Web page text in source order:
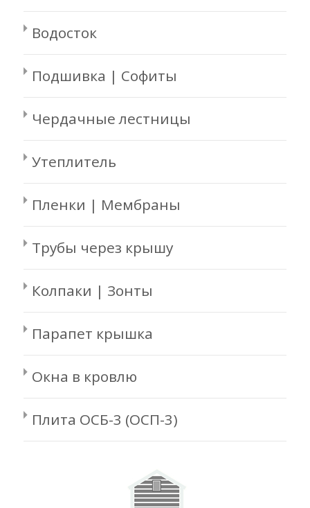
Водосток
Подшивка | Софиты
Чердачные лестницы
Утеплитель
Пленки | Мембраны
Трубы через крышу
Колпаки | Зонты
Парапет крышка
Окна в кровлю
Плита ОСБ-3 (ОСП-3)